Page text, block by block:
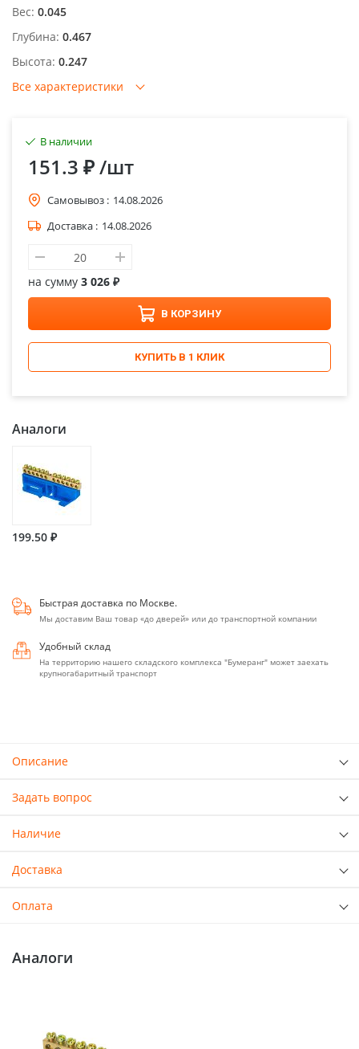
Вес: 0.045
Глубина: 0.467
Высота: 0.247
Все характеристики
В наличии
151.3 ₽/шт
Самовывоз : 14.08.2026
Доставка : 14.08.2026
на сумму 3 026 ₽
В КОРЗИНУ
КУПИТЬ В 1 КЛИК
Аналоги
199.50 ₽
Быстрая доставка по Москве.
Мы доставим Ваш товар «до дверей» или до транспортной компании
Удобный склад
На территорию нашего складского комплекса "Бумеранг" может заехать
крупногабаритный транспорт
Описание
Задать вопрос
Наличие
Доставка
Оплата
Аналоги